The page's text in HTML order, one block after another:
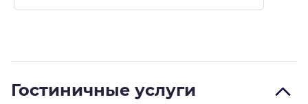
Гостиничные услуги